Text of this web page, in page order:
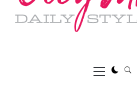
Menú
principal